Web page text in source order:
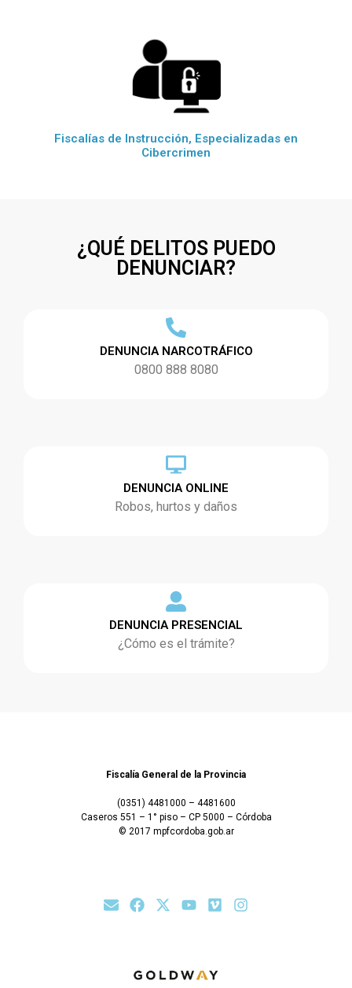
Fiscalías de Instrucción, Especializadas en
Cibercrimen
¿QUÉ DELITOS PUEDO
DENUNCIAR?
DENUNCIA NARCOTRÁFICO
0800 888 8080
DENUNCIA ONLINE
Robos, hurtos y daños
DENUNCIA PRESENCIAL
¿Cómo es el trámite?
Fiscalía General de la Provincia
(0351) 4481000 – 4481600
Caseros 551 – 1° piso – CP 5000 – Córdoba
© 2017 mpfcordoba.gob.ar